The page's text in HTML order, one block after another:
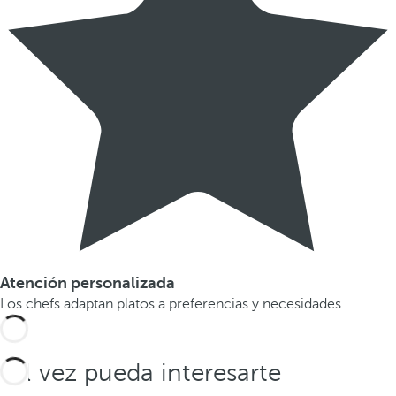
Atención personalizada
Los chefs adaptan platos a preferencias y necesidades.
Tal vez pueda interesarte